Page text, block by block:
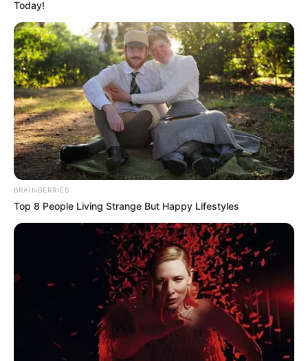
Mayo 12, 2025
COMPARTIR
UNIRSE AL CANAL DE WHATSAPP
Durante una reciente emisión deAlerta Bogotá 104.4 FM,
se abordó el caso de Flor Beltrán, usuaria afiliada a la
EPSCompensar
ocho meses
para la asignación de una cita médica
especializada. La ciudadana señaló que ha presentado
múltiples
Peticiones, Quejas y Reclamos (PQR) sin recibir
Beltrán relató que solicitó una cita de gastroenterología
finales del año anterior, y que solo tras elevar una
queja formal fue autorizada una colonoscopia y una
endoscopia, programadas para el mes de
julio de 2025
Según su testimonio, los canales de atención no han sido
efectivos: el personal de servicio al cliente informa que la
Today!
BRAINBERRIES
Top 8 People Living Strange But Happy Lifestyles